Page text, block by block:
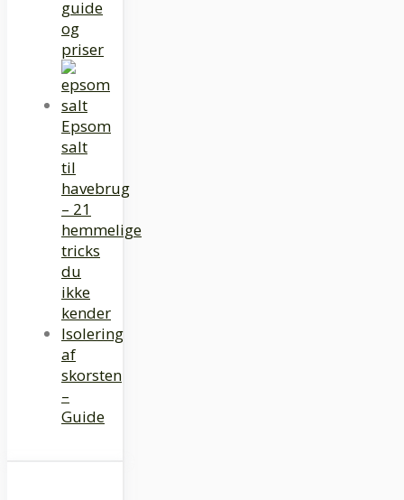
guide
og
priser
Epsom
salt
til
havebrug
– 21
hemmelige
tricks
du
ikke
kender
Isolering
af
skorsten
–
Guide